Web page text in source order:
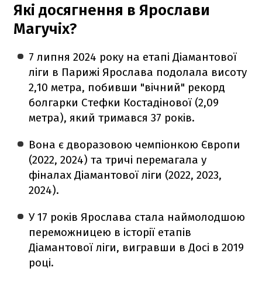
Які досягнення в Ярослави
Магучіх?
7 липня 2024 року на етапі Діамантової
ліги в Парижі Ярослава подолала висоту
2,10 метра, побивши "вічний" рекорд
болгарки Стефки Костадінової (2,09
метра), який тримався 37 років.
Вона є дворазовою чемпіонкою Європи
(2022, 2024) та тричі перемагала у
фіналах Діамантової ліги (2022, 2023,
2024).
У 17 років Ярослава стала наймолодшою
переможницею в історії етапів
Діамантової ліги, вигравши в Досі в 2019
році.